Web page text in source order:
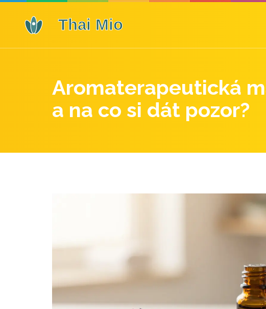
Aromaterapeutická
a na co si dát pozor?